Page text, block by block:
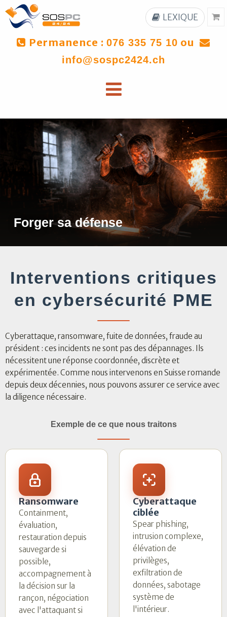
Permanence : 076 335 75 10 ou
info@sospc2424.ch
LEXIQUE
Forger sa défense
Interventions critiques
en cybersécurité PME
Cyberattaque, ransomware, fuite de données, fraude au
président : ces incidents ne sont pas des dépannages. Ils
nécessitent une réponse coordonnée, discrète et
expérimentée. Comme nous intervenons en Suisse romande
depuis deux décennies, nous pouvons assurer ce service avec
la diligence nécessaire.
Exemple de ce que nous traitons
Ransomware
Containment,
évaluation,
restauration depuis
sauvegarde si
possible,
accompagnement à
la décision sur la
rançon, négociation
avec l'attaquant si
Cyberattaque
ciblée
Spear phishing,
intrusion complexe,
élévation de
privilèges,
exfiltration de
données, sabotage
système de
l'intérieur.